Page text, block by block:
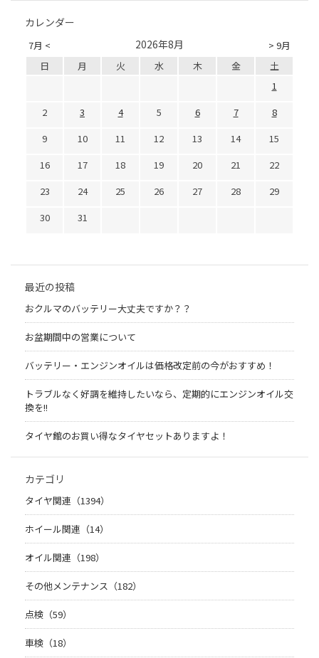
カレンダー
7月 < > 9月
2026年8月
日 月 火 水 木 金
土
1
2
3 4 5 6 7
8
9
10 11 12 13 14
15
16
17 18 19 20 21
22
23
24 25 26 27 28
29
30
31
最近の投稿
おクルマのバッテリー大丈夫ですか？？
お盆期間中の営業について
バッテリー・エンジンオイルは価格改定前の今がおすすめ！
トラブルなく好調を維持したいなら、定期的にエンジンオイル交
換を!!
タイヤ館のお買い得なタイヤセットありますよ！
カテゴリ
タイヤ関連（1394）
ホイール関連（14）
オイル関連（198）
その他メンテナンス（182）
点検（59）
車検（18）